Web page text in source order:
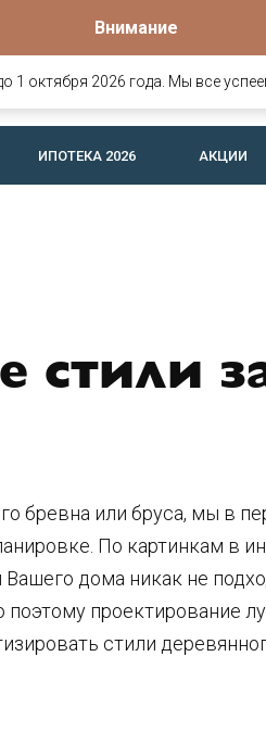
Внимание
1 октября 2026 года. Мы все
Офис продаж
офис 26 (c
ИПОТЕКА 2026 АКЦИИ
стили
бревна или бруса, мы в
По картинкам в
дома никак не
проектирование
стили